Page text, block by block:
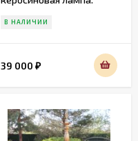
В НАЛИЧИИ
39 000 ₽